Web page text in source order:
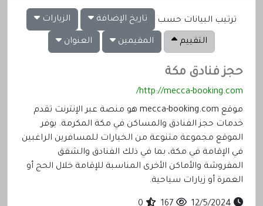
ترتيب البيانات حسب تاريخ الإضافة الزيارات
التقييم المقيمين العنوان
حجز فنادق مكة
http://mecca-booking.com/
موقع mecca-booking.com هو منصة عبر الإنترنت تقدم
خدمات حجز الفنادق والمساكن في مكة المكرمة. يوفر
الموقع مجموعة متنوعة من الخيارات للمسافرين الراغبين
في الإقامة في مكة، بما في ذلك الفنادق والشقق
المفروشة والأماكن الأخرى المناسبة للإقامة خلال الحج أو
العمرة أو زيارات سياحية.